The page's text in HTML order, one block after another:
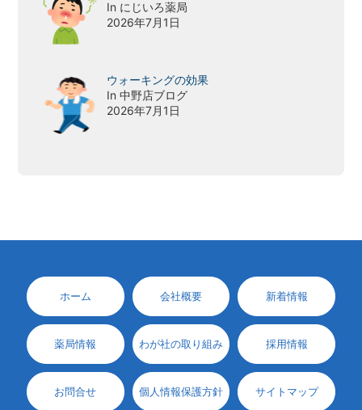
In にじいろ薬局
2026年7月1日
ウォーキングの効果
In 中野店ブログ
2026年7月1日
ホーム 会社概要 新着情報
薬局情報 わが社の取り組み 採用情報
お問合せ 個人情報保護方針 サイトマップ